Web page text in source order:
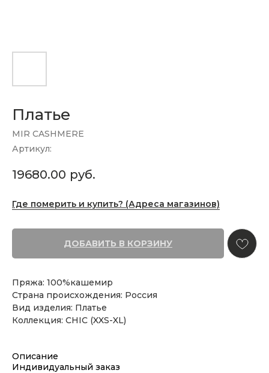
Платье
MIR CASHMERE
Артикул:
19680.00 руб.
Где померить и купить? (Адреса магазинов)
ДОБАВИТЬ В КОРЗИНУ
Пряжа: 100%кашемир
Страна происхождения: Россия
Вид изделия: Платье
Коллекция: CHIC (XXS-XL)
Описание
Индивидуальный заказ